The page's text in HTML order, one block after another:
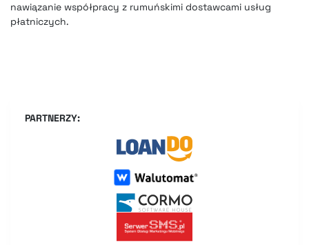
nawiązanie współpracy z rumuńskimi dostawcami usług
płatniczych.
PARTNERZY: